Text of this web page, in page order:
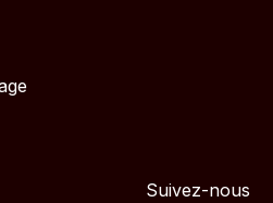
Suivez-nous